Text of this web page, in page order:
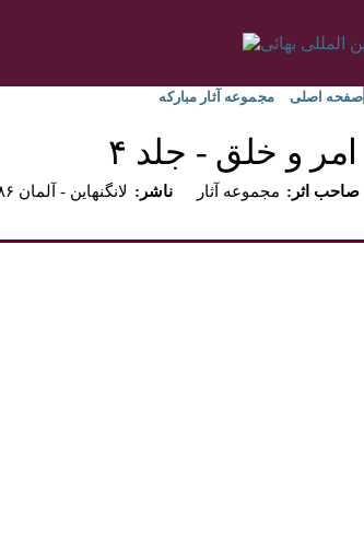
صفحه اصلی مجموعه آثار مبارکه
امر و خلق - جلد ۴
لانگنهاين - آلمان ۱۹۸۶ م :ناشر مجموعه آثار
:صاحب اثر